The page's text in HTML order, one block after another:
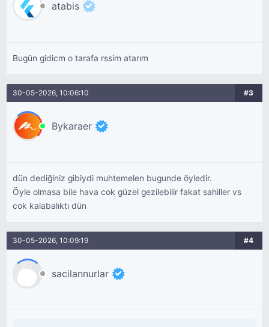
atabis
Bugün gidicm o tarafa rssim atarım
30-05-2026, 10:06:10 #3
Bykaraer
dün dediğiniz gibiydi muhtemelen bugunde öyledir.
Öyle olmasa bile hava cok güzel gezilebilir fakat sahiller vs
cok kalabalıktı dün
30-05-2026, 10:09:19 #4
sacilannurlar